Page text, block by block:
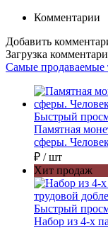
Комментарии
Добавить
Загрузка
Самые продаваемые
Быстрый
Памятная
сферы.
₽ / шт
Хит продаж
Быстрый
Набор из 4-х